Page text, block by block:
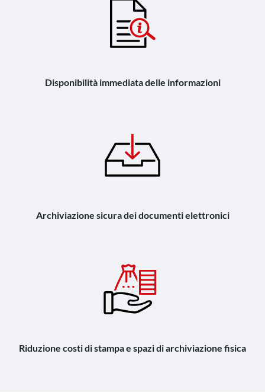
Disponibilità immediata delle informazioni
Archiviazione sicura dei documenti elettronici
Riduzione costi di stampa e spazi di archiviazione fisica